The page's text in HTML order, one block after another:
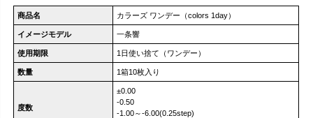
商品名 カラーズ ワンデー（colors 1day）
イメージモデル 一条響
使用期限 1日使い捨て（ワンデー）
数量 1箱10枚入り
度数
±0.00
-0.50
-1.00～-6.00(0.25step)